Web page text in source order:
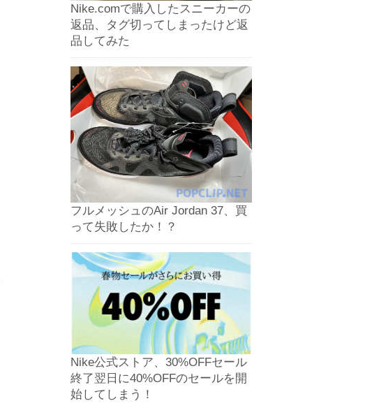
Nike.comで購入したスニーカーの
返品、タグ切ってしまったけど返
品してみた
フルメッシュのAir Jordan 37、買
って失敗したか！？
Nike公式ストア、30%OFFセール
終了翌日に40%OFFのセールを開
始してしまう！